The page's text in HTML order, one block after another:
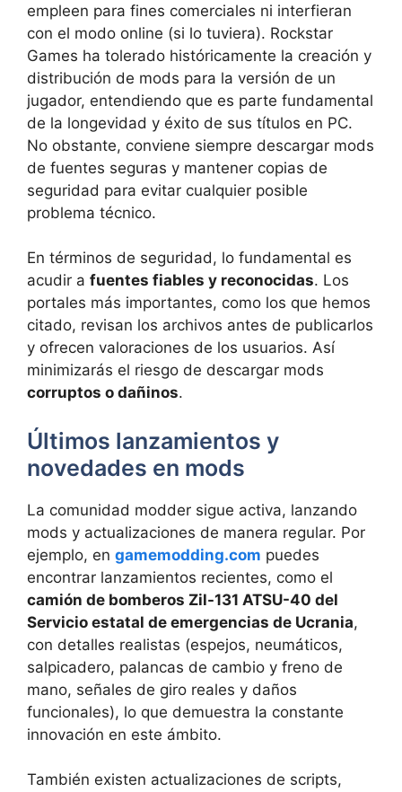
empleen para fines comerciales ni interfieran
con el modo online (si lo tuviera). Rockstar
Games ha tolerado históricamente la creación y
distribución de mods para la versión de un
jugador, entendiendo que es parte fundamental
de la longevidad y éxito de sus títulos en PC.
No obstante, conviene siempre descargar mods
de fuentes seguras y mantener copias de
seguridad para evitar cualquier posible
problema técnico.
En términos de seguridad, lo fundamental es
acudir a fuentes fiables y reconocidas. Los
portales más importantes, como los que hemos
citado, revisan los archivos antes de publicarlos
y ofrecen valoraciones de los usuarios. Así
minimizarás el riesgo de descargar mods
corruptos o dañinos.
Últimos lanzamientos y
novedades en mods
La comunidad modder sigue activa, lanzando
mods y actualizaciones de manera regular. Por
ejemplo, en gamemodding.com puedes
encontrar lanzamientos recientes, como el
camión de bomberos Zil-131 ATSU-40 del
Servicio estatal de emergencias de Ucrania,
con detalles realistas (espejos, neumáticos,
salpicadero, palancas de cambio y freno de
mano, señales de giro reales y daños
funcionales), lo que demuestra la constante
innovación en este ámbito.
También existen actualizaciones de scripts,